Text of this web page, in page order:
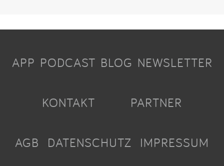
APP PODCAST BLOG NEWSLETTER
KONTAKT PARTNER
AGB DATENSCHUTZ IMPRESSUM